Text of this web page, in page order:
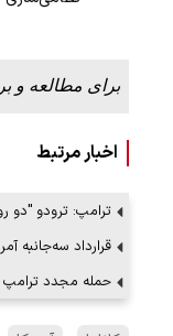
برای مطالعه و
اخبار مرتبط
ترامپ: ترودو "دو
قرارداد سه‌جانبه
حمله مجدد ترامپ
ببینید| لحظه بمباران خیابان فردوسی در جنگ ۴۰